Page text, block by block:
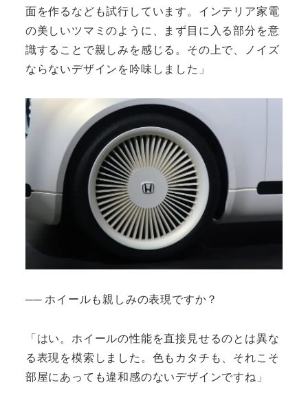
面を作るなども試行しています。インテリア家電
の美しいツマミのように、まず目に入る部分を意
識することで親しみを感じる。その上で、ノイズ
ならないデザインを吟味しました」
── ホイールも親しみの表現ですか？
「はい。ホイールの性能を直接見せるのとは異な
る表現を模索しました。色もカタチも、それこそ
部屋にあっても違和感のないデザインですね」